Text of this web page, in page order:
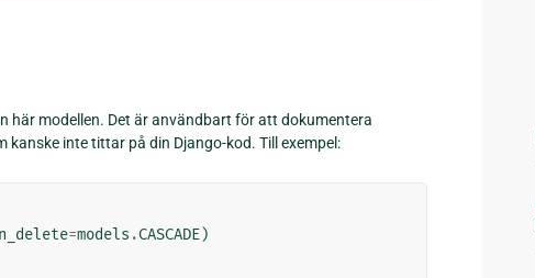
här modellen. Det är användbart för att dokumentera
inte tittar på din Django-kod. Till exempel:
=models .CASCADE)